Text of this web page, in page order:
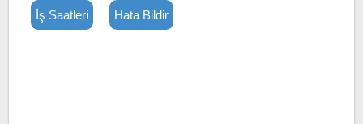
İş Saatleri Hata Bildir